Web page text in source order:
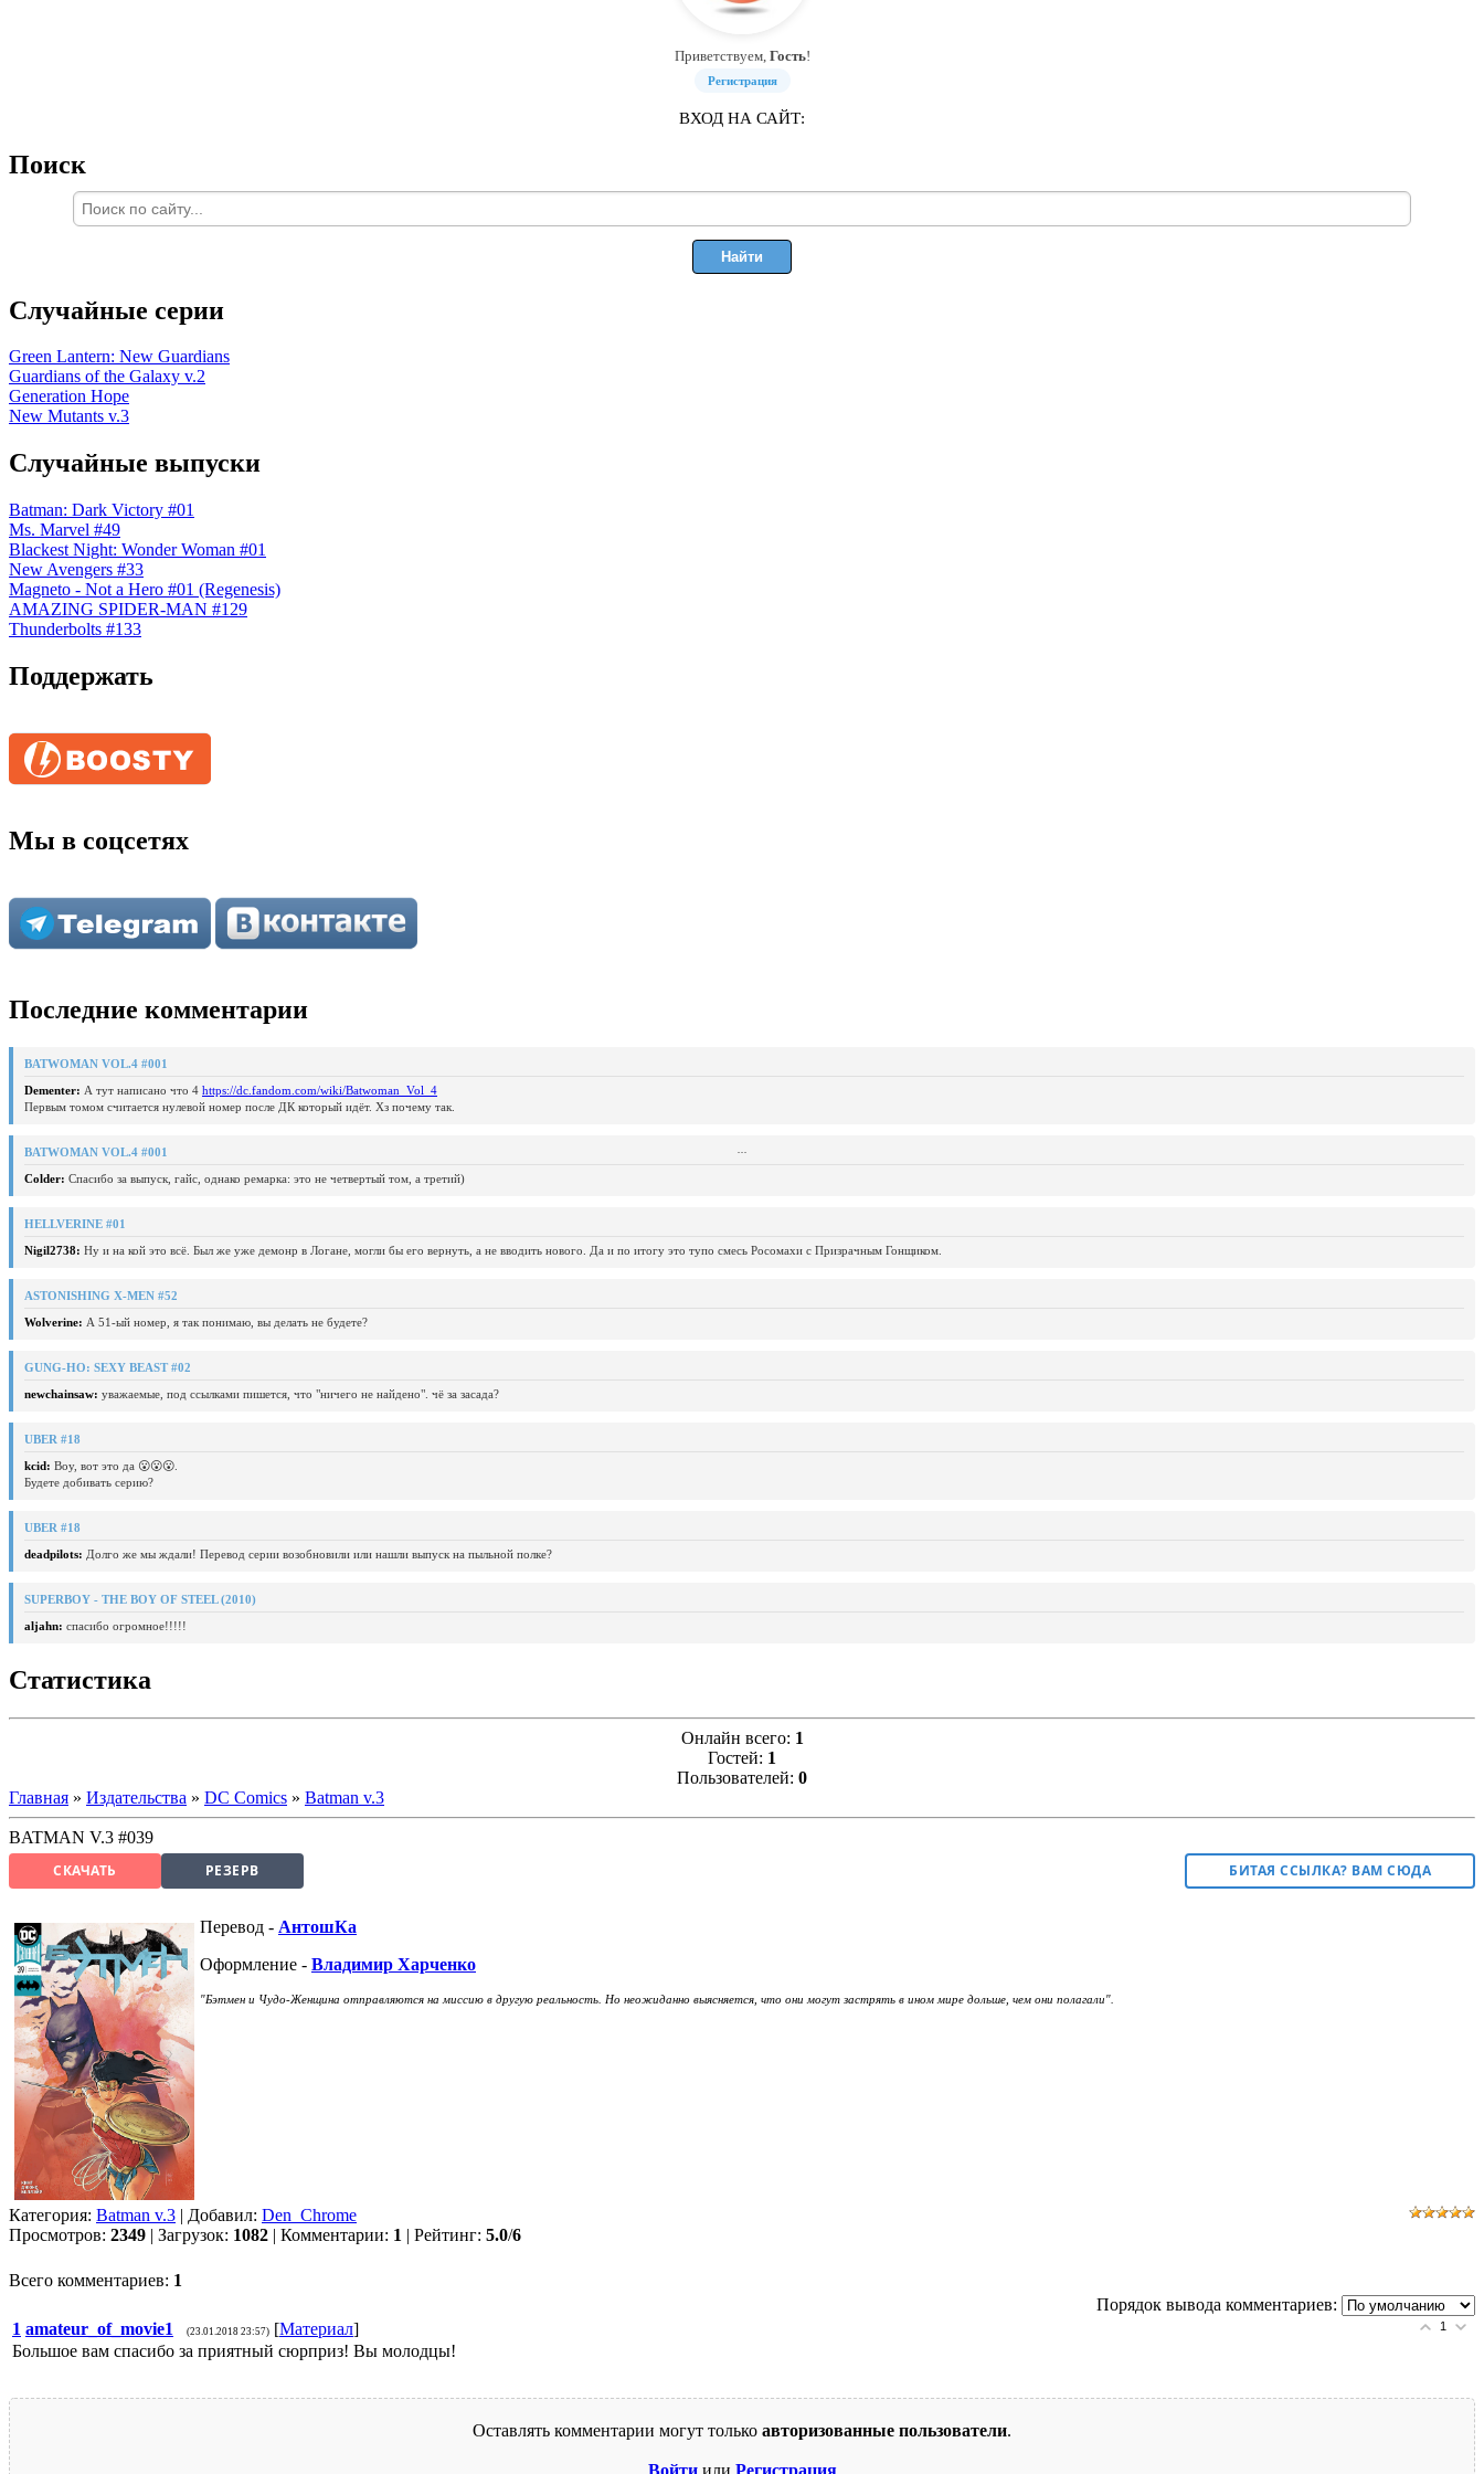
Приветствуем, Гость!
Регистрация
ВХОД НА САЙТ:
Поиск
Случайные серии
Green Lantern: New Guardians
Guardians of the Galaxy v.2
Generation Hope
New Mutants v.3
Случайные выпуски
Batman: Dark Victory #01
Ms. Marvel #49
Blackest Night: Wonder Woman #01
New Avengers #33
Magneto - Not a Hero #01 (Regenesis)
AMAZING SPIDER-MAN #129
Thunderbolts #133
Поддержать
Мы в соцсетях
Последние комментарии
BATWOMAN VOL.4 #001
Dementer: А тут написано что 4 https://dc.fandom.com/wiki/Batwoman_Vol_4
Первым томом считается нулевой номер после ДК который идёт. Хз почему так.
BATWOMAN VOL.4 #001
Colder: Спасибо за выпуск, гайс, однако ремарка: это не четвертый том, а третий)
HELLVERINE #01
Nigil2738: Ну и на кой это всё. Был же уже демонр в Логане, могли бы его вернуть, а не вводить нового. Да и по итогу это тупо смесь Росомахи с Призрачным Гонщиком.
ASTONISHING X-MEN #52
Wolverine: А 51-ый номер, я так понимаю, вы делать не будете?
GUNG-HO: SEXY BEAST #02
newchainsaw: уважаемые, под ссылками пишется, что "ничего не найдено". чё за засада?
UBER #18
kcid: Воу, вот это да 😮😮😮.
Будете добивать серию?
UBER #18
deadpilots: Долго же мы ждали! Перевод серии возобновили или нашли выпуск на пыльной полке?
SUPERBOY - THE BOY OF STEEL (2010)
aljahn: спасибо огромное!!!!!
Статистика
Онлайн всего: 1
Гостей: 1
Пользователей: 0
Главная » Издательства » DC Comics » Batman v.3
BATMAN V.3 #039
СКАЧАТЬ
РЕЗЕРВ БИТАЯ ССЫЛКА? ВАМ СЮДА
Перевод - АнтошКа
Оформление - Владимир Харченко
"Бэтмен и Чудо-Женщина отправляются на миссию в другую реальность. Но неожиданно выясняется, что они могут застрять в ином мире дольше, чем они полагали".
Категория: Batman v.3 | Добавил: Den_Chrome
Просмотров: 2349 | Загрузок: 1082 | Комментарии: 1 | Рейтинг: 5.0/6
Всего комментариев: 1
Порядок вывода комментариев:
1
1 amateur_of_movie1 (23.01.2018 23:57) [Материал]
Большое вам спасибо за приятный сюрприз! Вы молодцы!
Оставлять комментарии могут только авторизованные пользователи.
Войтиили Регистрация